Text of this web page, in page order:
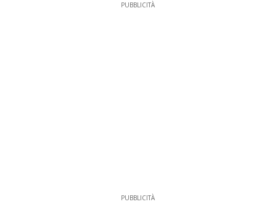
PUBBLICITÀ
PUBBLICITÀ